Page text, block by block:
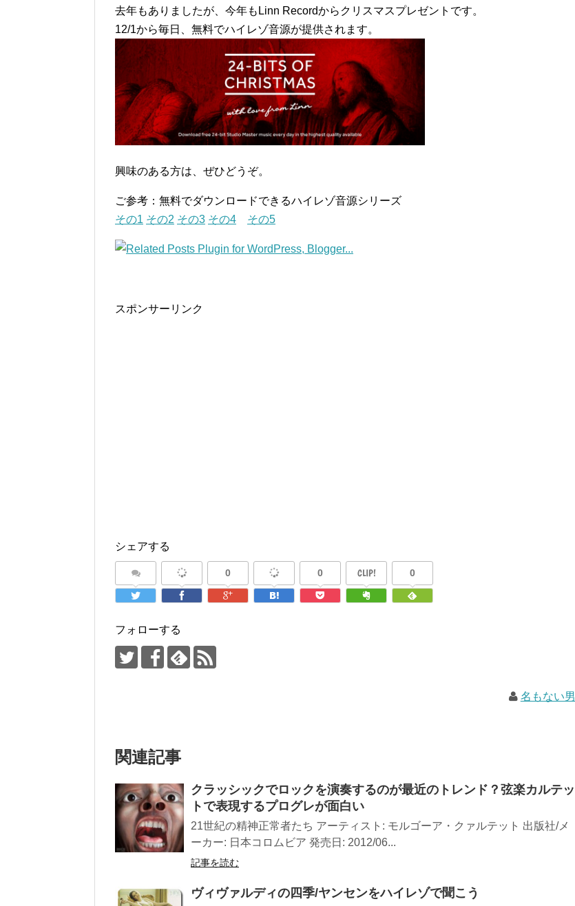
去年もありましたが、今年もLinn Recordからクリスマスプレゼントです。
12/1から毎日、無料でハイレゾ音源が提供されます。
興味のある方は、ぜひどうぞ。
ご参考：無料でダウンロードできるハイレゾ音源シリーズ
その1 その2 その3 その4 その5
スポンサーリンク
シェアする
0 0 CLIP! 0
フォローする
名もない男
関連記事
クラッシックでロックを演奏するのが最近のトレンド？弦楽カルテッ
トで表現するプログレが面白い
21世紀の精神正常者たち アーティスト: モルゴーア・クァルテット 出版社/メ
ーカー: 日本コロムビア 発売日: 2012/06...
記事を読む
ヴィヴァルディの四季/ヤンセンをハイレゾで聞こう